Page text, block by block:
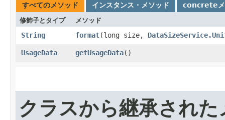
すべてのメソッド インスタンス・メソッド concreteメ
修飾子とタイプ メソッド
String format​(long size,
UsageData getUsageData()
クラスから継承された